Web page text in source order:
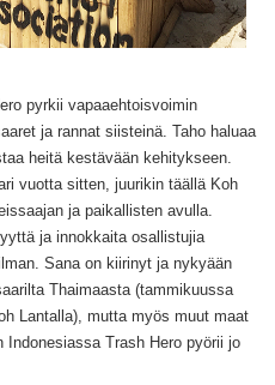
pyrkii vapaaehtoisvoimin
ja rannat siisteinä. Taho haluaa
heitä kestävään kehitykseen.
vuotta sitten, juurikin täällä Koh
ja paikallisten avulla.
ja innokkaita osallistujia
Sana on kiirinyt ja nykyään
Thaimaasta (tammikuussa
Lantalla), mutta myös muut maat
Trash Hero pyörii jo